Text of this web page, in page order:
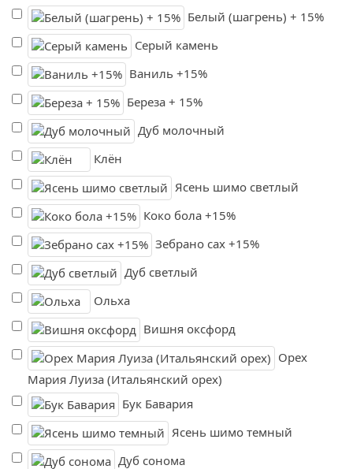
Белый (шагрень) + 15%
Серый камень
Ваниль +15%
Береза + 15%
Дуб молочный
Клён
Ясень шимо светлый
Коко бола +15%
Зебрано сах +15%
Дуб светлый
Ольха
Вишня оксфорд
Орех
Мария Луиза (Итальянский орех)
Бук Бавария
Ясень шимо темный
Дуб сонома